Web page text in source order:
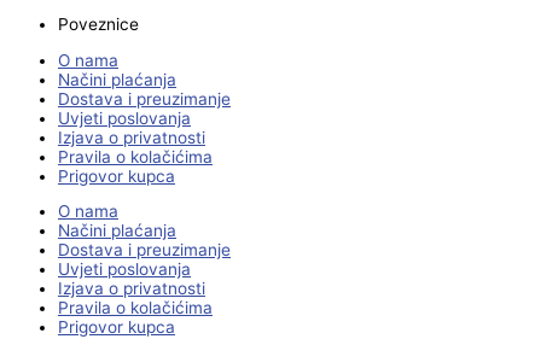
Poveznice
O nama
Načini plaćanja
Dostava i preuzimanje
Uvjeti poslovanja
Izjava o privatnosti
Pravila o kolačićima
Prigovor kupca
O nama
Načini plaćanja
Dostava i preuzimanje
Uvjeti poslovanja
Izjava o privatnosti
Pravila o kolačićima
Prigovor kupca